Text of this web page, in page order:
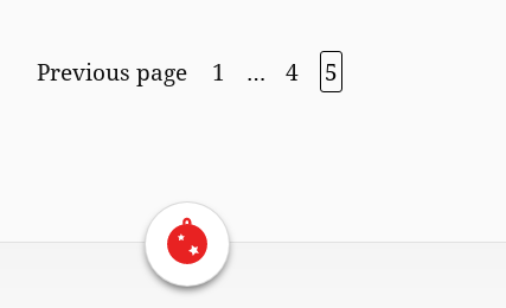
Previous page 1 … 4 5